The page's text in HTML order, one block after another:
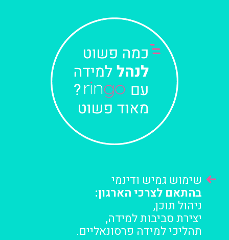
שימוש גמיש ודינמי
בהתאם לצרכי הארגון:
ניהול תוכן,
יצירת סביבות למידה,
תהליכי למידה פרסונאליים.